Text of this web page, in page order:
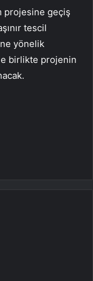
projesine geçiş
tescil
yönelik
birlikte projenin